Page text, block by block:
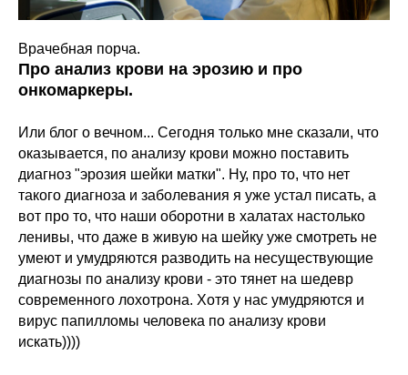
Врачебная порча.
Про анализ крови на эрозию и про
онкомаркеры.
Или блог о вечном... Сегодня только мне сказали, что
оказывается, по анализу крови можно поставить
диагноз "эрозия шейки матки". Ну, про то, что нет
такого диагноза и заболевания я уже устал писать, а
вот про то, что наши оборотни в халатах настолько
ленивы, что даже в живую на шейку уже смотреть не
умеют и умудряются разводить на несуществующие
диагнозы по анализу крови - это тянет на шедевр
современного лохотрона. Хотя у нас умудряются и
вирус папилломы человека по анализу крови
искать))))